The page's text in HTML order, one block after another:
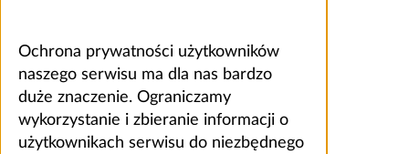
Ochrona prywatności użytkowników
naszego serwisu ma dla nas bardzo
duże znaczenie. Ograniczamy
wykorzystanie i zbieranie informacji o
użytkownikach serwisu do niezbędnego